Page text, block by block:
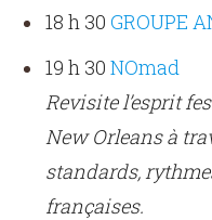
18 h 30GROUPE
19 h 30 NOmad
Revisite l’esprit
New Orleans à
standards,
françaises.